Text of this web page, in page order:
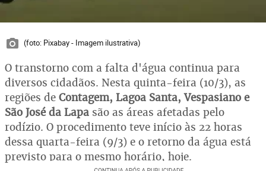
(foto: Pixabay - Imagem ilustrativa)
O transtorno com a falta d'água continua para
diversos cidadãos. Nesta quinta-feira (10/3), as
regiões de Contagem, Lagoa Santa, Vespasiano e
São José da Lapa são as áreas afetadas pelo
rodízio. O procedimento teve início às 22 horas
dessa quarta-feira (9/3) e o retorno da água está
previsto para o mesmo horário, hoje.